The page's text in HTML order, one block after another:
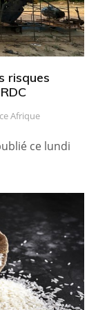
risques
Afrique
ce lundi